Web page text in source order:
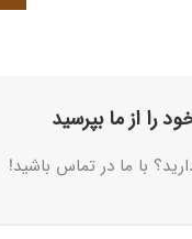
را از ما بپرسید
با ما در تماس باشید!